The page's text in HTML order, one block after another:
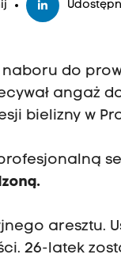
do
angaż
bielizny w
aresztu.
26-latek